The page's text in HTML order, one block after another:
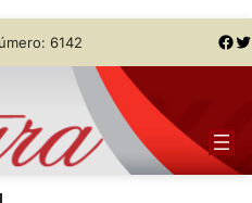
6142 Facebook Twitter